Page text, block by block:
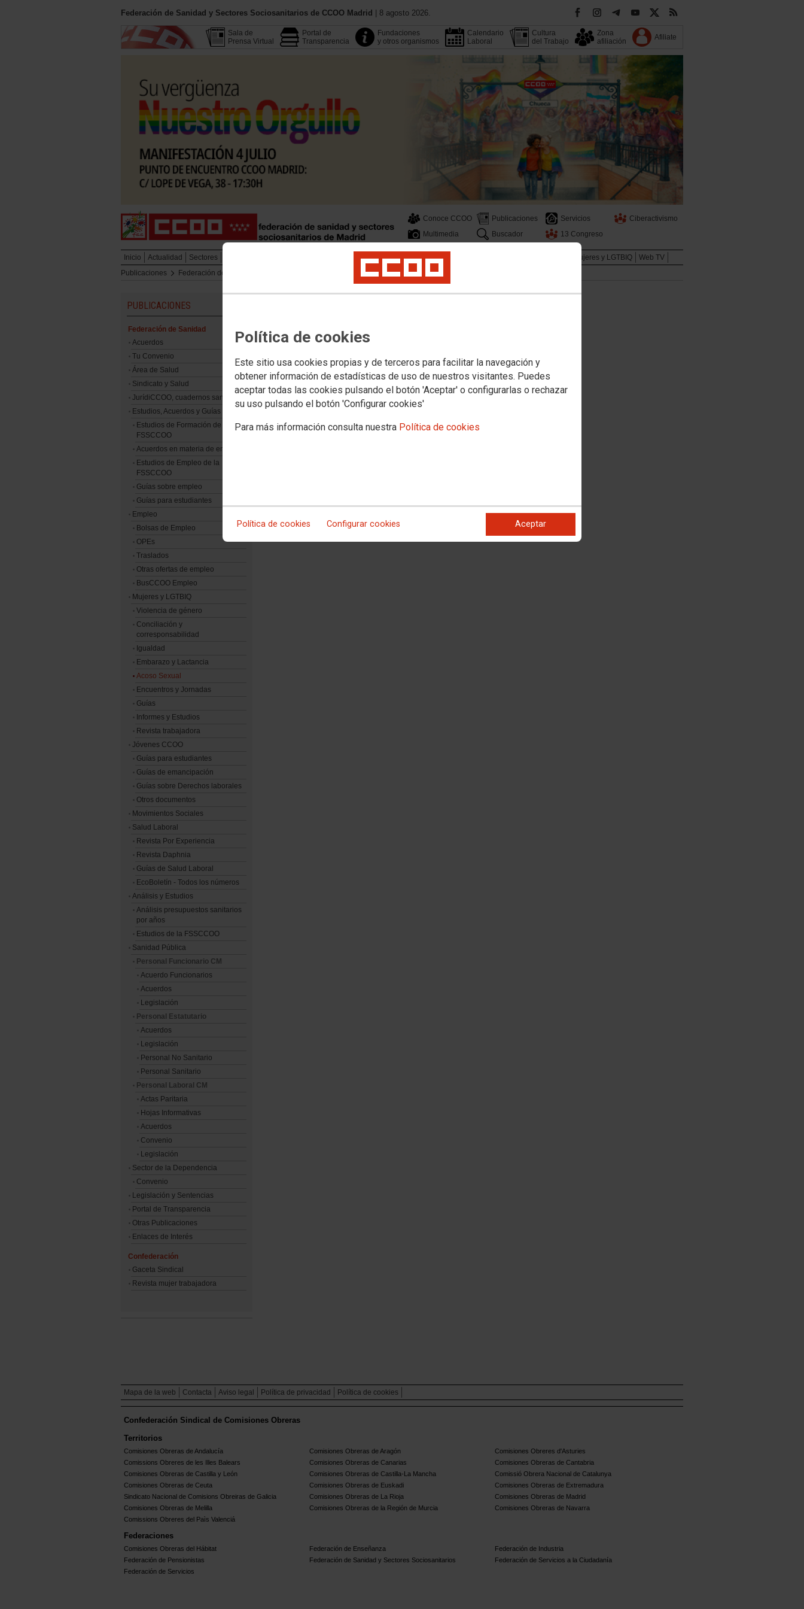
Política de cookies
Este sitio usa cookies propias y de terceros para facilitar la navegación y
obtener información de estadísticas de uso de nuestros visitantes. Puedes
aceptar todas las cookies pulsando el botón 'Aceptar' o configurarlas o rechazar
su uso pulsando el botón 'Configurar cookies'
Para más información consulta nuestra Política de cookies
Política de cookies Configurar cookies Aceptar
Federación de Sanidad y Sectores Sociosanitarios de CCOO Madrid | 8 agosto 2026.
Sala de
Prensa Virtual
Portal de
Transparencia
Fundaciones
y otros organismos
Calendario
Laboral
Cultura
del Trabajo
Zona
afiliación
Afiliate
Conoce CCOO Publicaciones Servicios
Ciberactivismo
Multimedia
Buscador 13 Congreso
Inicio Actualidad Sectores Empleo Profesionales Salud Laboral Mujeres y LGTBIQ
Web TV
Publicaciones
Federación de Sanidad Acoso Sexual
PUBLICACIONES
Federación de Sanidad
Acuerdos
Tu Convenio
Área de Salud
Sindicato y Salud
JurídiCCOO, cuadernos sanitarios
Estudios, Acuerdos y Guías
Estudios de Formación de la
FSSCCOO
Acuerdos en materia de empleo
Estudios de Empleo de la
FSSCCOO
Guías sobre empleo
Guías para estudiantes
Empleo
Bolsas de Empleo
OPEs
Traslados
Otras ofertas de empleo
BusCCOO Empleo
Mujeres y LGTBIQ
Violencia de género
Conciliación y
corresponsabilidad
Igualdad
Embarazo y Lactancia
Acoso Sexual
Encuentros y Jornadas
Guías
Informes y Estudios
Revista trabajadora
Jóvenes CCOO
Guías para estudiantes
Guías de emancipación
Guías sobre Derechos laborales
Otros documentos
Movimientos Sociales
Salud Laboral
Revista Por Experiencia
Revista Daphnia
Guías de Salud Laboral
EcoBoletín - Todos los números
Análisis y Estudios
Análisis presupuestos sanitarios
por años
Estudios de la FSSCCOO
Sanidad Pública
Personal Funcionario CM
Acuerdo Funcionarios
Acuerdos
Legislación
Personal Estatutario
Acuerdos
Legislación
Personal No Sanitario
Personal Sanitario
Personal Laboral CM
Actas Paritaria
Hojas Informativas
Acuerdos
Convenio
Legislación
Sector de la Dependencia
Convenio
Legislación y Sentencias
Portal de Transparencia
Otras Publicaciones
Enlaces de Interés
Confederación
Gaceta Sindical
Revista mujer trabajadora
Mapa de la web Contacta Aviso legal Política de privacidad Política de cookies
Confederación Sindical de Comisiones Obreras
Territorios
Comisiones Obreras de Andalucía Comisiones Obreras de Aragón
Comisiones Obreres d'Asturies
Comissions Obreres de les Illes Balears
Comisiones Obreras de Canarias
Comisiones Obreras de Cantabria
Comisiones Obreras de Castilla y León
Comisiones Obreras de Castilla-La Mancha
Comissió Obrera Nacional de Catalunya
Comisiones Obreras de Ceuta
Comisiones Obreras de Euskadi
Comisiones Obreras de Extremadura
Sindicato Nacional de Comisions Obreiras de Galicia
Comisiones Obreras de La Rioja
Comisiones Obreras de Madrid
Comisiones Obreras de Melilla
Comisiones Obreras de la Región de Murcia
Comisiones Obreras de Navarra
Comissions Obreres del Paìs Valenciá
Federaciones
Comisiones Obreras del Hábitat Federación de Enseñanza
Federación de Industria
Federación de Pensionistas
Federación de Sanidad y Sectores Sociosanitarios
Federación de Servicios a la Ciudadanía
Federación de Servicios